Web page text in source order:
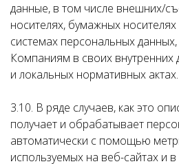
данные, в том числе внешних/
носителях, бумажных
системах персональных
Компаниям в своих внутренних
и локальных нормативных актах.
3.10. В ряде случаев, как это
получает и обрабатывает
автоматически с помощью
используемых на веб-сайтах и